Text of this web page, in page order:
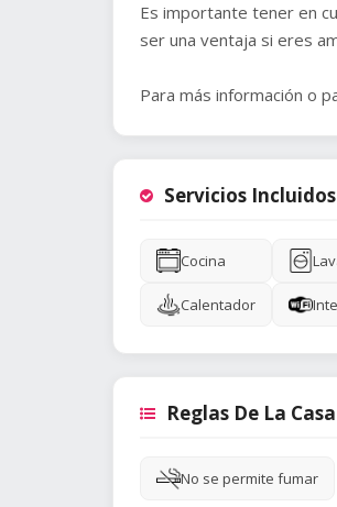
Es importante tener en
ser una ventaja si eres
Para más información o
Servicios Incluidos
Cocina
Calentador
Reglas De La Casa
No se permite fumar